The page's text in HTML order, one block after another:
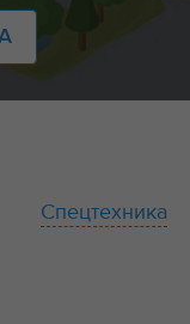
Спецтехника